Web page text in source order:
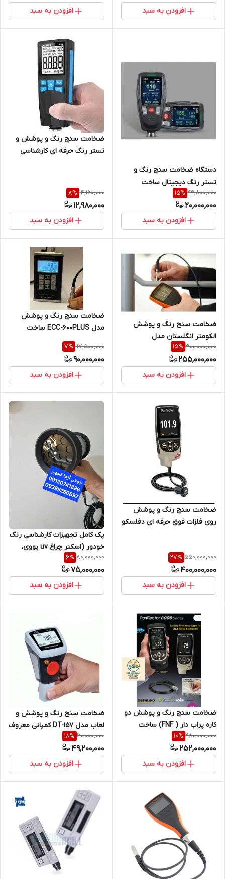
افزودن به سبد افزودن به سبد
دستگاه ضخامت سنج رنگ و
تستر رنگ دیجیتال ساخت
کمپانی CEM مدل DT-159
23,800,000
15%
20,000,000
افزودن به سبد
ضخامت سنج رنگ و پوشش و
تستر رنگ حرفه ای کارشناسی
14,160,000
8%
12,980,000
افزودن به سبد
ضخامت سنج رنگ و پوشش
الکومتر انگلستان مدل
روی فلزات آهنی و غیر آهنی
300,000,000
15%
255,000,000
افزودن به سبد
ضخامت سنج رنگ و پوشش
مدل ECC-600PLUS ساخت
97,500,000
7%
90,000,000
افزودن به سبد
ضخامت سنج رنگ و پوشش
روی فلزات فوق حرفه ای دفلسکو
550,000,000
27%
400,000,000
افزودن به سبد
پک کامل تجهیزات کارشناسی رنگ
خودور (اسکنر چراغ uv یووی،
ضخامت سنج، تستر قلمی، آینه
بازرسی چراغدار تلسکوپی )
80,000,000
6%
75,000,000
افزودن به سبد
ضخامت سنج رنگ و پوشش دو
کاره پراب دار ( FNF) ساخت
کمپانی دفلسکو آمریکا (
نمایندگی اصلی جوش آزما تجهیز
09120741826)
280,000,000
10%
252,000,000
افزودن به سبد
ضخامت سنج رنگ و پوشش و
لعاب مدل DT-157 کمپانی معروف
CEM
60,000,000
18%
49,200,000
افزودن به سبد